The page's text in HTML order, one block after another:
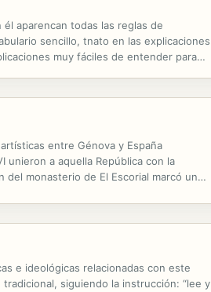
aparencan todas las reglas de
sencillo, tnato en las explicaciones
muy fáciles de entender para
entre Génova y España
a aquella República con la
monasterio de El Escorial marcó uno
e ideológicas relacionadas con este
siguiendo la instrucción: “lee y